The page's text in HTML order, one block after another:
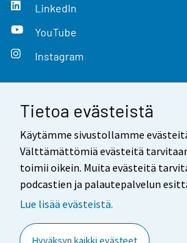
Tietoa evästeistä
Käytämme sivustollamme
Välttämättömiä evästeitä
toimii oikein. Muita evästeitä
podcastien ja palautepalvelun
Lue lisää evästeistä.
Hyväksyn kaikki evästeet
LinkedIn
YouTube
Instagram
Yhteystiedot
Palaute
Käyttöehdot
Saavutettavuus